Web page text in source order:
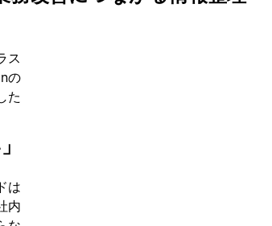
ス
の
。
「欲しい情報を探せない」は業務に支障を生む
は
内